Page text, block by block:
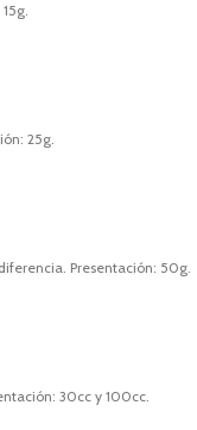
25g.
Presentación: 50g.
30cc y 100cc.